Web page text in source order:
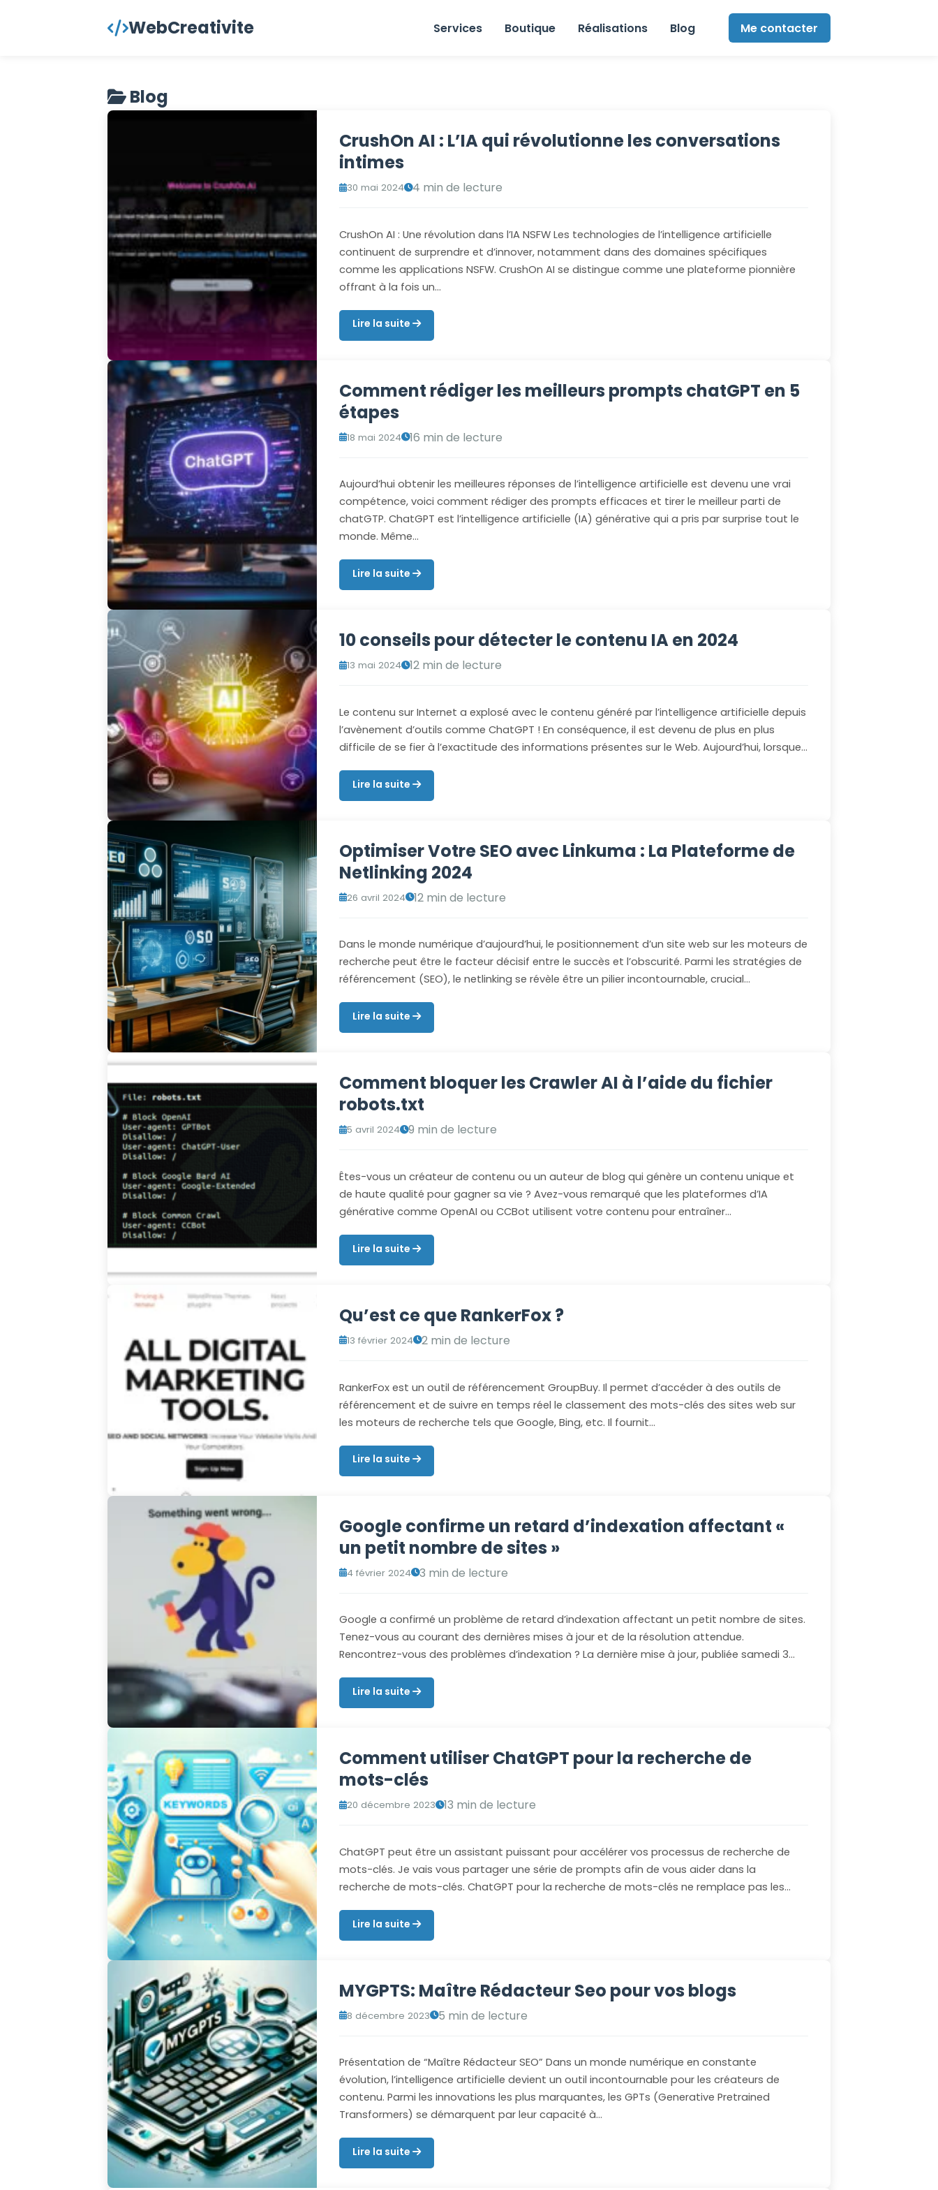
WebCreativite Services Boutique Réalisations Blog Me contacter
Blog
CrushOn AI : L’IA qui révolutionne les conversations
intimes
30 mai 2024 4 min de lecture
CrushOn AI : Une révolution dans l’IA NSFW Les technologies de l’intelligence artificielle
continuent de surprendre et d’innover, notamment dans des domaines spécifiques
comme les applications NSFW. CrushOn AI se distingue comme une plateforme pionnière
offrant à la fois un…
Lire la suite
Comment rédiger les meilleurs prompts chatGPT en 5
étapes
18 mai 2024 16 min de lecture
Aujourd’hui obtenir les meilleures réponses de l’intelligence artificielle est devenu une vrai
compétence, voici comment rédiger des prompts efficaces et tirer le meilleur parti de
chatGTP. ChatGPT est l’intelligence artificielle (IA) générative qui a pris par surprise tout le
monde. Même…
Lire la suite
10 conseils pour détecter le contenu IA en 2024
13 mai 2024 12 min de lecture
Le contenu sur Internet a explosé avec le contenu généré par l’intelligence artificielle depuis
l’avènement d’outils comme ChatGPT ! En conséquence, il est devenu de plus en plus
difficile de se fier à l’exactitude des informations présentes sur le Web. Aujourd’hui, lorsque…
Lire la suite
Optimiser Votre SEO avec Linkuma : La Plateforme de
Netlinking 2024
26 avril 2024 12 min de lecture
Dans le monde numérique d’aujourd’hui, le positionnement d’un site web sur les moteurs de
recherche peut être le facteur décisif entre le succès et l’obscurité. Parmi les stratégies de
référencement (SEO), le netlinking se révèle être un pilier incontournable, crucial…
Lire la suite
Comment bloquer les Crawler AI à l’aide du fichier
robots.txt
5 avril 2024 9 min de lecture
Êtes-vous un créateur de contenu ou un auteur de blog qui génère un contenu unique et
de haute qualité pour gagner sa vie ? Avez-vous remarqué que les plateformes d’IA
générative comme OpenAI ou CCBot utilisent votre contenu pour entraîner…
Lire la suite
Qu’est ce que RankerFox ?
13 février 2024 2 min de lecture
RankerFox est un outil de référencement GroupBuy. Il permet d’accéder à des outils de
référencement et de suivre en temps réel le classement des mots-clés des sites web sur
les moteurs de recherche tels que Google, Bing, etc. Il fournit…
Lire la suite
Google confirme un retard d’indexation affectant «
un petit nombre de sites »
4 février 2024 3 min de lecture
Google a confirmé un problème de retard d’indexation affectant un petit nombre de sites.
Tenez-vous au courant des dernières mises à jour et de la résolution attendue.
Rencontrez-vous des problèmes d’indexation ? La dernière mise à jour, publiée samedi 3…
Lire la suite
Comment utiliser ChatGPT pour la recherche de
mots-clés
20 décembre 2023 13 min de lecture
ChatGPT peut être un assistant puissant pour accélérer vos processus de recherche de
mots-clés. Je vais vous partager une série de prompts afin de vous aider dans la
recherche de mots-clés. ChatGPT pour la recherche de mots-clés ne remplace pas les…
Lire la suite
MYGPTS: Maître Rédacteur Seo pour vos blogs
8 décembre 2023 5 min de lecture
Présentation de “Maître Rédacteur SEO” Dans un monde numérique en constante
évolution, l’intelligence artificielle devient un outil incontournable pour les créateurs de
contenu. Parmi les innovations les plus marquantes, les GPTs (Generative Pretrained
Transformers) se démarquent par leur capacité à…
Lire la suite